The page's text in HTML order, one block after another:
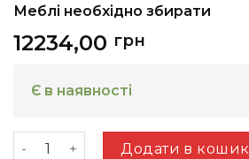
Меблі необхідно збирати
12234,00 грн
Є в наявності
Ліжко FIONA кількістьДодати в кошик